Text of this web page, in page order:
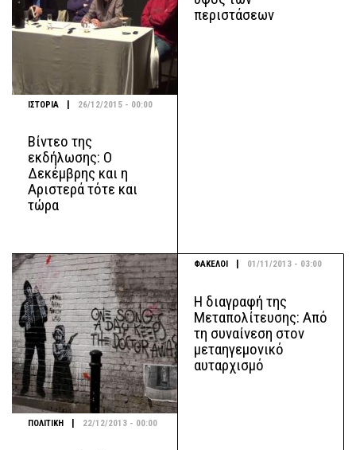
ΙΣΤΟΡΙΑ | 26/12/2015 - 00:00
Βίντεο της
εκδήλωσης: Ο
Δεκέμβρης και η
Αριστερά τότε και
τώρα
περιστάσεων
ΠΟΛΙΤΙΚΗ | 22/12/2013 - 00:00
ΦΑΚΕΛΟΙ 01/11/2013 - 03:00
Η διαγραφή της
Μεταπολίτευσης: Από
τη συναίνεση στον
μεταηγεμονικό
αυταρχισμό